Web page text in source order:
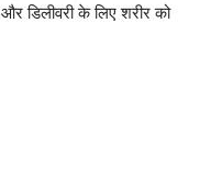
डिलीवरी के लिए शरीर को